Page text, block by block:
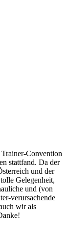
Convention
stattfand. Da der
und der
Gelegenheit,
und (von
verursachende
wir als